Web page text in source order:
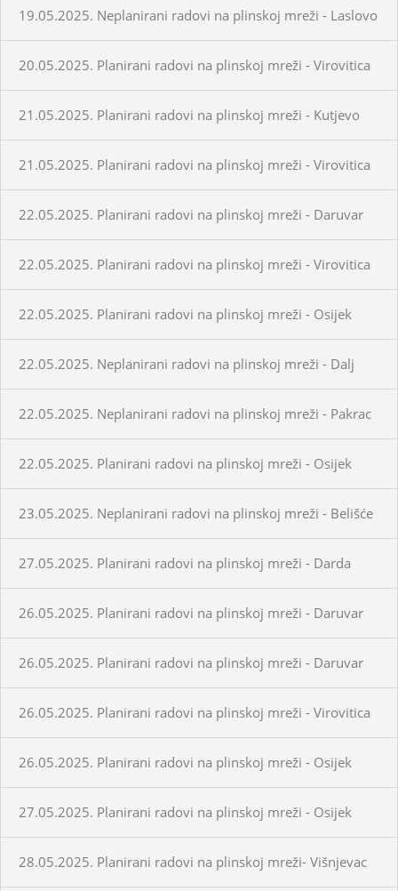
19.05.2025. Neplanirani radovi na plinskoj mreži - Laslovo
20.05.2025. Planirani radovi na plinskoj mreži - Virovitica
21.05.2025. Planirani radovi na plinskoj mreži - Kutjevo
21.05.2025. Planirani radovi na plinskoj mreži - Virovitica
22.05.2025. Planirani radovi na plinskoj mreži - Daruvar
22.05.2025. Planirani radovi na plinskoj mreži - Virovitica
22.05.2025. Planirani radovi na plinskoj mreži - Osijek
22.05.2025. Neplanirani radovi na plinskoj mreži - Dalj
22.05.2025. Neplanirani radovi na plinskoj mreži - Pakrac
22.05.2025. Planirani radovi na plinskoj mreži - Osijek
23.05.2025. Neplanirani radovi na plinskoj mreži - Belišće
27.05.2025. Planirani radovi na plinskoj mreži - Darda
26.05.2025. Planirani radovi na plinskoj mreži - Daruvar
26.05.2025. Planirani radovi na plinskoj mreži - Daruvar
26.05.2025. Planirani radovi na plinskoj mreži - Virovitica
26.05.2025. Planirani radovi na plinskoj mreži - Osijek
27.05.2025. Planirani radovi na plinskoj mreži - Osijek
28.05.2025. Planirani radovi na plinskoj mreži- Višnjevac